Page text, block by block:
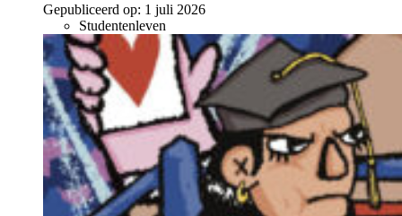
Gepubliceerd op: 1 juli 2026
Studentenleven